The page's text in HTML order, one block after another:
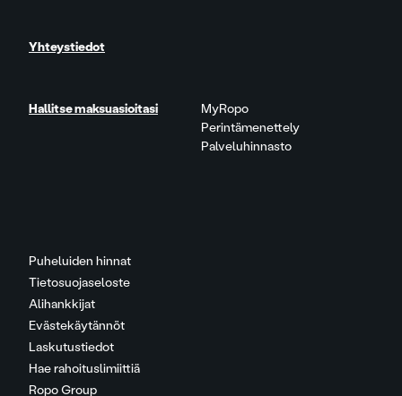
Puheluiden hinnat
Tietosuojaseloste
Alihankkijat
Evästekäytännöt
Laskutustiedot
Hae rahoituslimiittiä
Ropo Group
Yhteystiedot
Hallitse maksuasioitasi
MyRopo
Perintämenettely
Palveluhinnasto